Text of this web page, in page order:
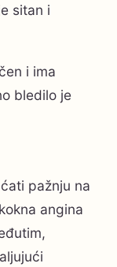
sitan i
i ima
bledilo je
pažnju na
angina